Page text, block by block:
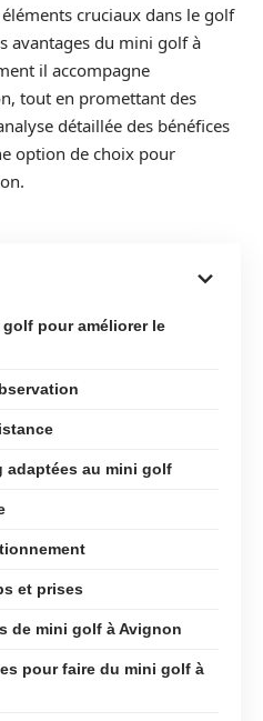
cruciaux dans le golf
avantages du mini golf à
il accompagne
tout en promettant des
détaillée des bénéfices
option de choix pour
pour améliorer le
adaptées au mini golf
et prises
de mini golf à Avignon
pour faire du mini golf à